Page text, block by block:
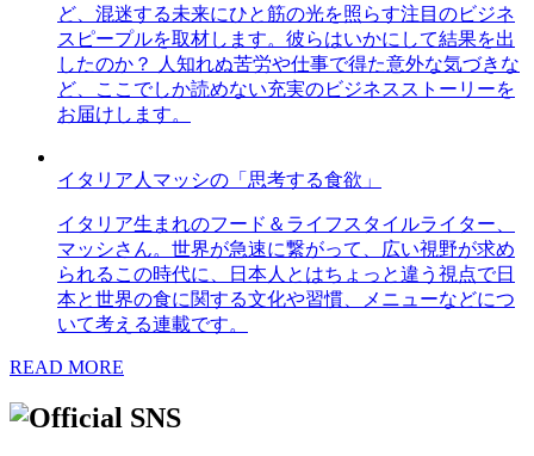
ど、混迷する未来にひと筋の光を照らす注目のビジネ
スピープルを取材します。彼らはいかにして結果を出
したのか？ 人知れぬ苦労や仕事で得た意外な気づきな
ど、ここでしか読めない充実のビジネスストーリーを
お届けします。
イタリア人マッシの「思考する食欲」
イタリア生まれのフード＆ライフスタイルライター、
マッシさん。世界が急速に繋がって、広い視野が求め
られるこの時代に、日本人とはちょっと違う視点で日
本と世界の食に関する文化や習慣、メニューなどにつ
いて考える連載です。
READ MORE